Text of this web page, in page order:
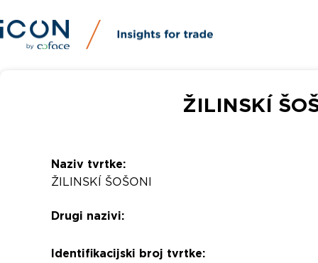
ŽILINSKÍ
Naziv tvrtke:
ŽILINSKÍ ŠOŠONI
Drugi nazivi:
Identifikacijski broj tvrtke: